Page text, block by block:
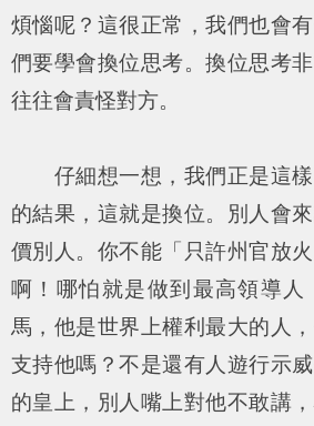
煩惱呢？這很正常，我們也會
們要學會換位思考。換位思考
往往會責怪對方。
仔細想一想，我們正是這樣
的結果，這就是換位。別人會
價別人。你不能「只許州官放火
啊！哪怕就是做到最高領導人
馬，他是世界上權利最大的人
支持他嗎？不是還有人遊行示
的皇上，別人嘴上對他不敢講